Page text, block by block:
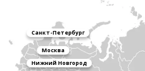
Санкт-Петербург
Москва
Нижний Новгород